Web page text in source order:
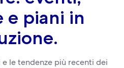
e piani in
le tendenze più recenti dei